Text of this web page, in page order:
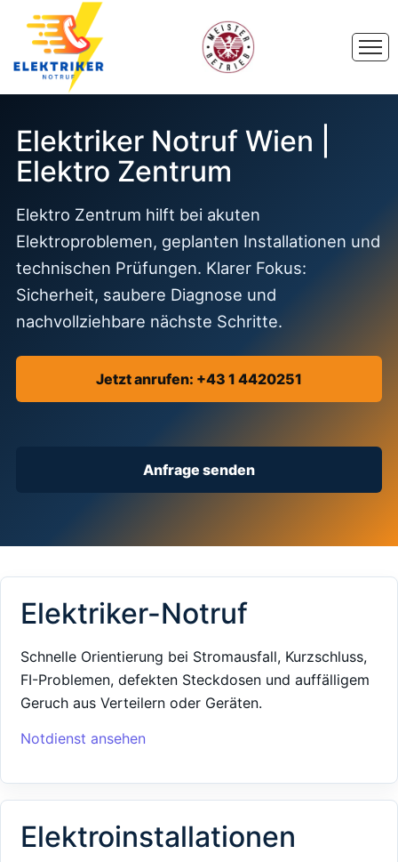
Elektriker Notruf Wien |
Elektro Zentrum
Elektro Zentrum hilft bei akuten
Elektroproblemen, geplanten Installationen und
technischen Prüfungen. Klarer Fokus:
Sicherheit, saubere Diagnose und
nachvollziehbare nächste Schritte.
Jetzt anrufen: +43 1 4420251
Anfrage senden
Elektriker-Notruf
Schnelle Orientierung bei Stromausfall, Kurzschluss,
FI-Problemen, defekten Steckdosen und auffälligem
Geruch aus Verteilern oder Geräten.
Notdienst ansehen
Elektroinstallationen